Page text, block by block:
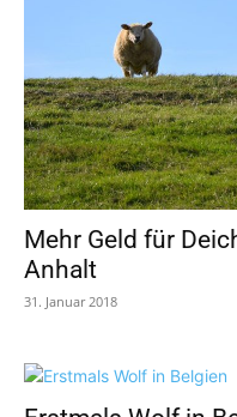
Mehr Geld für
Anhalt
31. Januar 2018